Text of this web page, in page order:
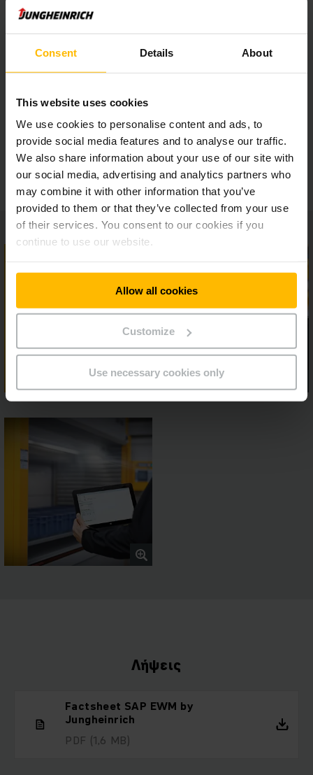
Consent Details About
This website uses cookies
We use cookies to personalise content and ads, to
provide social media features and to analyse our traffic.
We also share information about your use of our site with
our social media, advertising and analytics partners who
may combine it with other information that you’ve
provided to them or that they’ve collected from your use
of their services. You consent to our cookies if you
continue to use our website.
Allow all cookies
Customize
Use necessary cookies only
Υψηλός βαθμός διαφάνειας
Ανοικτά πρότυπα
Πολυάριθμες επιλογές σύνδεσης για τα
συστήματα αποθήκευσής σας
Λήψεις
Factsheet SAP EWM by
Jungheinrich
PDF (1,6 MB)